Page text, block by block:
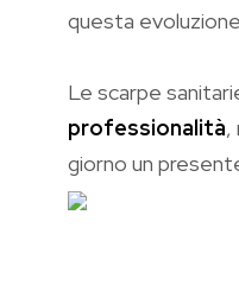
questa
Le scarpe
professionalità,
giorno un